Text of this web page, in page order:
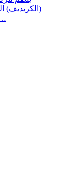
حول "صورة المرأة في الإعلام